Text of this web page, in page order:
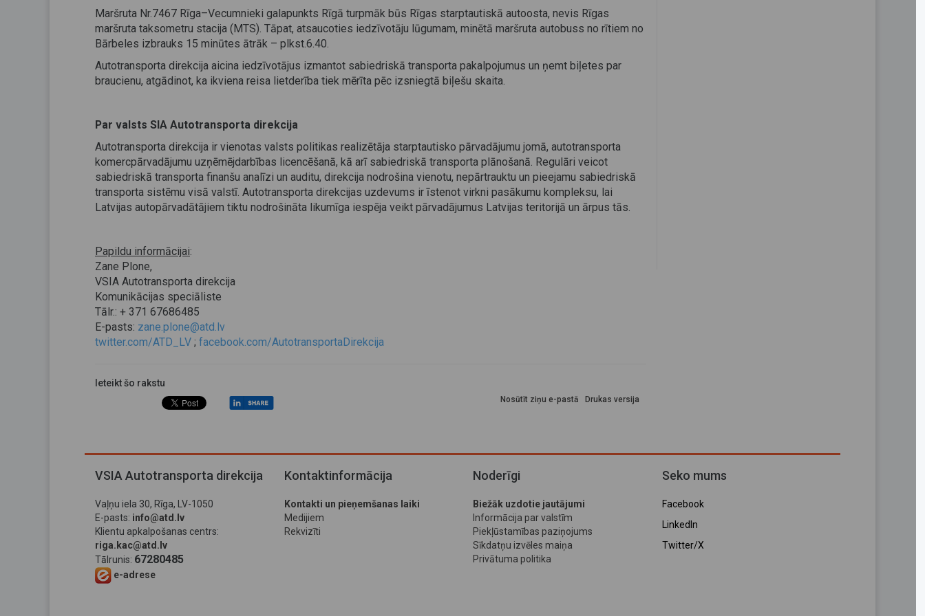
Maršruta Nr.7467 Rīga–Vecumnieki galapunkts Rīgā turpmāk būs Rīgas starptautiskā autoosta, nevis Rīgas
maršruta taksometru stacija (MTS). Tāpat, atsaucoties iedzīvotāju lūgumam, minētā maršruta autobuss no rītiem no
Bārbeles izbrauks 15 minūtes ātrāk – plkst.6.40.
Autotransporta direkcija aicina iedzīvotājus izmantot sabiedriskā transporta pakalpojumus un ņemt biļetes par
braucienu, atgādinot, ka ikviena reisa lietderība tiek mērīta pēc izsniegtā biļešu skaita.
Par valsts SIA Autotransporta direkcija
Autotransporta direkcija ir vienotas valsts politikas realizētāja starptautisko pārvadājumu jomā, autotransporta
komercpārvadājumu uzņēmējdarbības licencēšanā, kā arī sabiedriskā transporta plānošanā. Regulāri veicot
sabiedriskā transporta finanšu analīzi un auditu, direkcija nodrošina vienotu, nepārtrauktu un pieejamu sabiedriskā
transporta sistēmu visā valstī. Autotransporta direkcijas uzdevums ir īstenot virkni pasākumu kompleksu, lai
Latvijas autopārvadātājiem tiktu nodrošināta likumīga iespēja veikt pārvadājumus Latvijas teritorijā un ārpus tās.
Papildu informācijai:
Zane Plone,
VSIA Autotransporta direkcija
Komunikācijas speciāliste
Tālr.: + 371 67686485
E-pasts: zane.plone@atd.lv
twitter.com/ATD_LV ; facebook.com/AutotransportaDirekcija
Ieteikt šo rakstu
Drukas versija
Nosūtīt ziņu e-pastā
VSIA Autotransporta direkcija
Vaļņu iela 30, Rīga, LV-1050
E-pasts: info@atd.lv
Klientu apkalpošanas centrs:
riga.kac@atd.lv
Tālrunis: 67280485
e-adrese
Kontaktinformācija
Kontakti un pieņemšanas laiki
Medijiem
Rekvizīti
Noderīgi
Biežāk uzdotie jautājumi
Informācija par valstīm
Piekļūstamības paziņojums
Sīkdatņu izvēles maiņa
Privātuma politika
Seko mums
Facebook
LinkedIn
Twitter/X